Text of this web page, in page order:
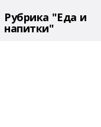
Рубрика "Еда и
напитки"